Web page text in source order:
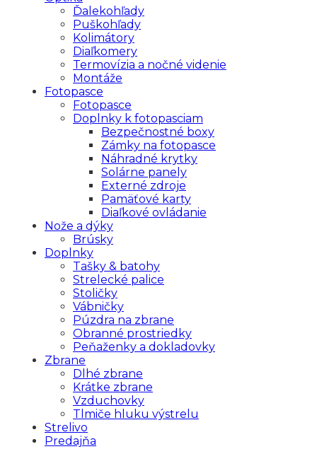
Ďalekohľady
Puškohľady
Kolimátory
Diaľkomery
Termovízia a nočné videnie
Montáže
Fotopasce
Fotopasce
Doplnky k fotopasciam
Bezpečnostné boxy
Zámky na fotopasce
Náhradné krytky
Solárne panely
Externé zdroje
Pamäťové karty
Diaľkové ovládanie
Nože a dýky
Brúsky
Doplnky
Tašky & batohy
Strelecké palice
Stoličky
Vábničky
Púzdra na zbrane
Obranné prostriedky
Peňaženky a dokladovky
Zbrane
Dlhé zbrane
Krátke zbrane
Vzduchovky
Tlmiče hluku výstrelu
Strelivo
Predajňa